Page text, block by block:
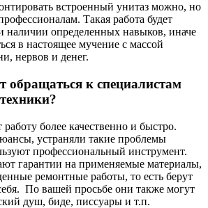
встроенный унитаз можно, но
Такая работа будет
наличии определенных навыков, иначе
в настоящее мучение с массой
нервов и денег.
обращаться к специалистам
более качественно и быстро.
устраняли такие проблемы
профессиональный инструмент.
гарантии на применяемые материалы,
ремонтные работы, то есть берут
По вашей просьбе они также могут
душ, биде, писсуары и т.п.